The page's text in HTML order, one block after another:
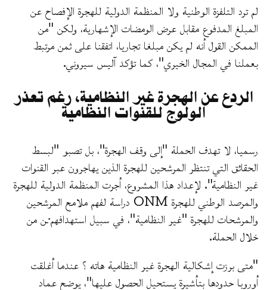
لم ترد التلفزة الوطنية ولا المنظمة الدولية للهجرة الإفصاح عن
المبلغ المدفوع مقابل عرض الومضات الإشهارية، ولكن "من
الممكن القول أنه لم يكن مبلغا تجاريا، اتفقنا على ثمن مرتبط
بعملنا في المجال الخيري"، كما تؤكد آليس سيروني.
الردع عن الهجرة غير النظامية، رغم تعذر
الولوج للقنوات النظامية
رسميا، لا تهدف الحملة "إلى وقف الهجرة"، بل تصبو "لبسط
الحقائق التي تنتظر المرشحين للهجرة الذين يهاجرون عبر القنوات
غير النظامية". لإعداد هذا المشروع، أجرت المنظمة الدولية للهجرة
والمرصد الوطني للهجرة ONM دراسة لفهم ملامح المرشحين
والمرشحات للهجرة "غير النظامية"، في سبيل استهدافهم·ـن من
خلال الحملة.
"متى برزت إشكالية الهجرة غير النظامية هاته ؟ عندما أغلقت
أوروبا حدودها بتأشيرة يستحيل الحصول عليها"، يوضح عماد